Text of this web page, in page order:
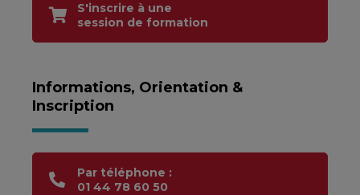
S'inscrire à une
session de formation
Informations, Orientation &
Inscription
Par téléphone :
01 44 78 60 50